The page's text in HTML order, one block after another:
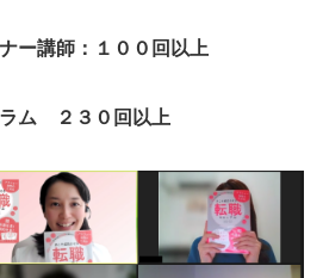
ー講師：１００回以上
ラム ２３０回以上